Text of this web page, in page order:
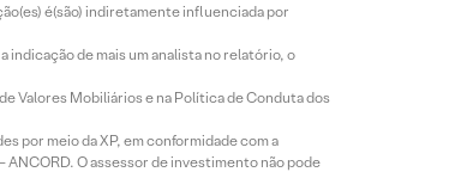
é(são) indiretamente influenciada por
de mais um analista no relatório, o
Valores Mobiliários e na Política de Conduta dos
por meio da XP, em conformidade com a
O assessor de investimento não pode